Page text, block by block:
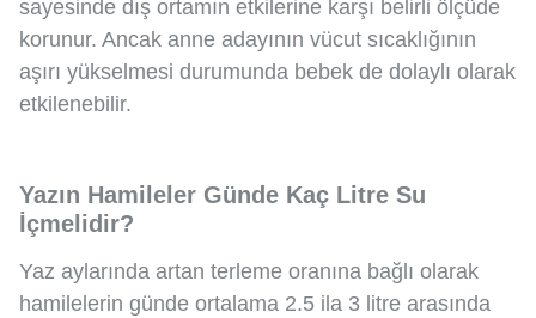
sayesinde dış ortamın etkilerine karşı belirli ölçüde
korunur. Ancak anne adayının vücut sıcaklığının
aşırı yükselmesi durumunda bebek de dolaylı olarak
etkilenebilir.
Yazın Hamileler Günde Kaç Litre Su
İçmelidir?
Yaz aylarında artan terleme oranına bağlı olarak
hamilelerin günde ortalama 2.5 ila 3 litre arasında